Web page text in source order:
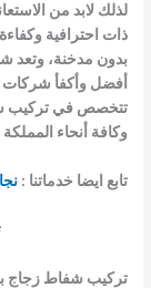
لذلك لابد من
ذات احترافية
بدون مدخنة، وتعد
أفضل وأكفأ
تتخصص فيتركيب
وكافة أنحاء
تابع ايضا خدماتنا :
تركيب شفاط زجاج